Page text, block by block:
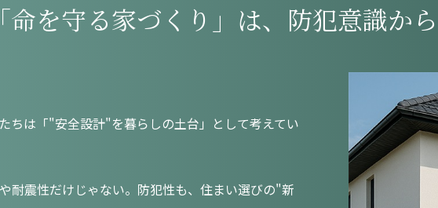
「命を守る家づくり」は、 防犯意識か
ちは「"安全設計"を暮らしの土台」として考えてい
耐震性だけじゃない。防犯性も、住まい選びの"新